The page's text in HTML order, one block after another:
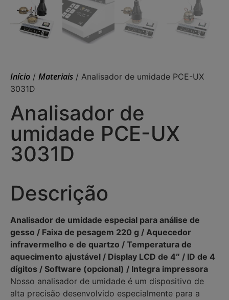
Início / Materiais / Analisador de umidade PCE-UX
3031D
Analisador de
umidade PCE-UX
3031D
Descrição
Analisador de umidade especial para análise de
gesso / Faixa de pesagem 220 g / Aquecedor
infravermelho e de quartzo / Temperatura de
aquecimento ajustável / Display LCD de 4″ / ID de 4
dígitos / Software (opcional) / Integra impressora
Nosso analisador de umidade é um dispositivo de
alta precisão desenvolvido especialmente para a